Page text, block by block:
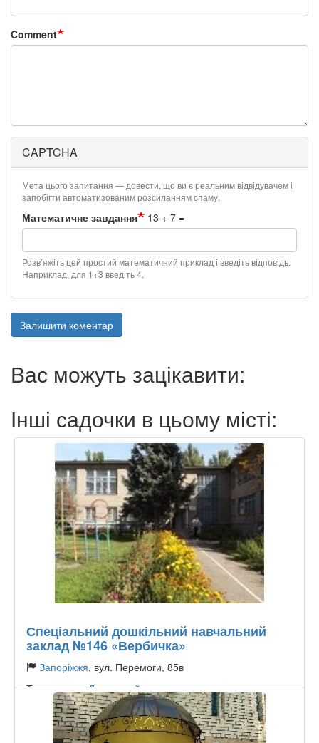
Comment
CAPTCHA
Мета цього запитання — довести, що ви є реальним відвідувачем і
запобігти автоматизованим розсиланням спаму.
Математичне завдання 13 + 7 =
Розв’яжіть цей простий математичний приклад і введіть відповідь.
Наприклад, для 1+3 введіть 4.
Залишити коментар
Вас можуть зацікавити:
Інші садочки в цьому місті:
Спеціальний дошкільний навчальний
заклад №146 «Вербичка»
Запоріжжя, вул. Перемоги, 85в
Тип садочку:Державний